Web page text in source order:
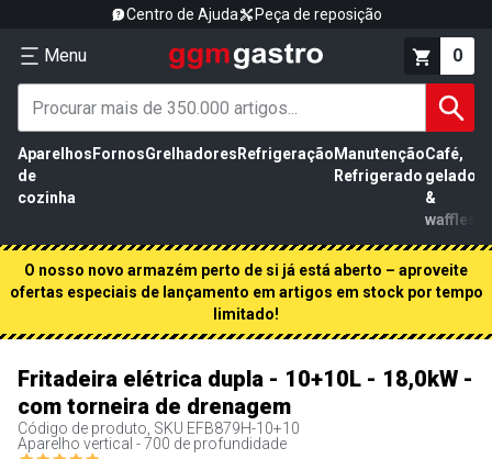
Centro de Ajuda Peça de reposição
Menu 0
Aparelhos
de
cozinha
FornosGrelhadores Refrigeração Manutenção
Refrigerado
Café,
gelados
&
waffles
O nosso novo armazém perto de si já está aberto – aproveite
ofertas especiais de lançamento em artigos em stock por tempo
limitado!
Fritadeira elétrica dupla - 10+10L - 18,0kW -
com torneira de drenagem
Código de produto, SKU EFB879H-10+10
Aparelho vertical - 700 de profundidade